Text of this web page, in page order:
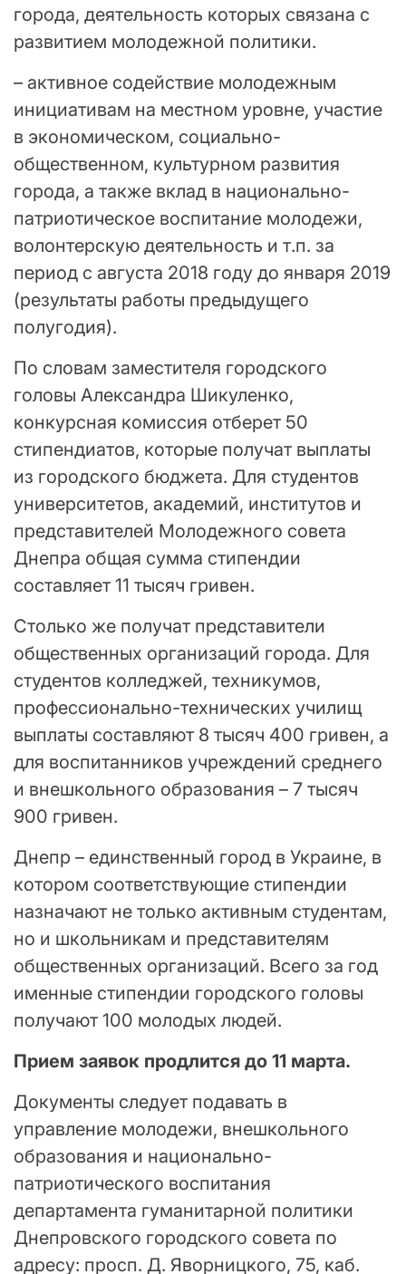
города, деятельность которых связана с
развитием молодежной политики.
– активное содействие молодежным
инициативам на местном уровне, участие
в экономическом, социально-
общественном, культурном развития
города, а также вклад в национально-
патриотическое воспитание молодежи,
волонтерскую деятельность и т.п. за
период с августа 2018 году до января 2019
(результаты работы предыдущего
полугодия).
По словам заместителя городского
головы Александра Шикуленко,
конкурсная комиссия отберет 50
стипендиатов, которые получат выплаты
из городского бюджета. Для студентов
университетов, академий, институтов и
представителей Молодежного совета
Днепра общая сумма стипендии
составляет 11 тысяч гривен.
Столько же получат представители
общественных организаций города. Для
студентов колледжей, техникумов,
профессионально-технических училищ
выплаты составляют 8 тысяч 400 гривен, а
для воспитанников учреждений среднего
и внешкольного образования – 7 тысяч
900 гривен.
Днепр – единственный город в Украине, в
котором соответствующие стипендии
назначают не только активным студентам,
но и школьникам и представителям
общественных организаций. Всего за год
именные стипендии городского головы
получают 100 молодых людей.
Прием заявок продлится до 11 марта.
Документы следует подавать в
управление молодежи, внешкольного
образования и национально-
патриотического воспитания
департамента гуманитарной политики
Днепровского городского совета по
адресу: просп. Д. Яворницкого, 75, каб.